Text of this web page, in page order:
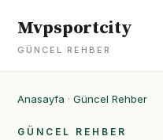
Mvpsportcity
GÜNCEL REHBER
Anasayfa · Güncel Rehber
GÜNCEL REHBER